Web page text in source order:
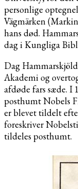
personlige
Vägmärken
hans død.
dag i Kungliga
Dag
Akademi og
afdøde fars sæde. I
posthumt Nobels
er blevet tildelt
foreskriver
tildeles posthumt.